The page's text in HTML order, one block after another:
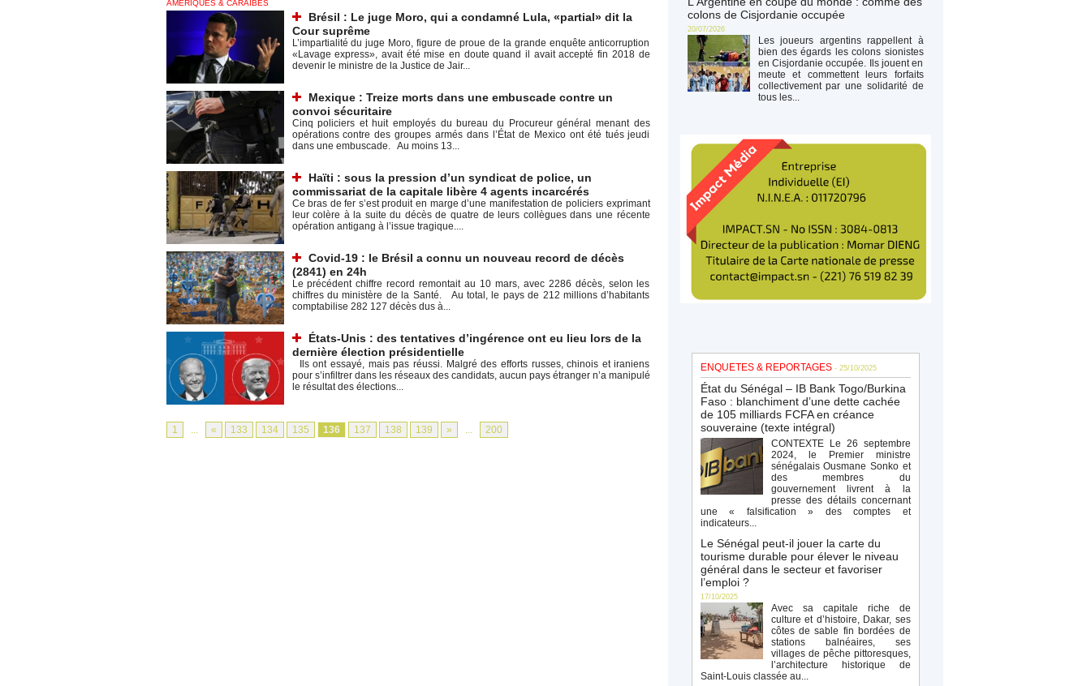
AMÉRIQUES & CARAÏBES
Brésil : Le juge Moro, qui a condamné Lula, «partial» dit la
Cour suprême
L’impartialité du juge Moro, figure de proue de la grande enquête anticorruption
«Lavage express», avait été mise en doute quand il avait accepté fin 2018 de
devenir le ministre de la Justice de Jair...
Mexique : Treize morts dans une embuscade contre un
convoi sécuritaire
Cinq policiers et huit employés du bureau du Procureur général menant des
opérations contre des groupes armés dans l’État de Mexico ont été tués jeudi
dans une embuscade. Au moins 13...
Haïti : sous la pression d’un syndicat de police, un
commissariat de la capitale libère 4 agents incarcérés
Ce bras de fer s’est produit en marge d’une manifestation de policiers exprimant
leur colère à la suite du décès de quatre de leurs collègues dans une récente
opération antigang à l’issue tragique....
Covid-19 : le Brésil a connu un nouveau record de décès
(2841) en 24h
Le précédent chiffre record remontait au 10 mars, avec 2286 décès, selon les
chiffres du ministère de la Santé. Au total, le pays de 212 millions d’habitants
comptabilise 282 127 décès dus à...
États-Unis : des tentatives d’ingérence ont eu lieu lors de la
dernière élection présidentielle
Ils ont essayé, mais pas réussi. Malgré des efforts russes, chinois et iraniens
pour s’infiltrer dans les réseaux des candidats, aucun pays étranger n’a manipulé
le résultat des élections...
1 ... « 133 134 135 136 137 138 139 » ... 200
colons de Cisjordanie occupée
20/07/2026
Les joueurs argentins rappellent à
bien des égards les colons sionistes
en Cisjordanie occupée. Ils jouent en
meute et commettent leurs forfaits
collectivement par une solidarité de
tous les...
ENQUETES & REPORTAGES - 25/10/2025
État du Sénégal – IB Bank Togo/Burkina
Faso : blanchiment d’une dette cachée
de 105 milliards FCFA en créance
souveraine (texte intégral)
CONTEXTE Le 26 septembre
2024, le Premier ministre
sénégalais Ousmane Sonko et
des membres du
gouvernement livrent à la
presse des détails concernant
une « falsification » des comptes et
indicateurs...
Le Sénégal peut-il jouer la carte du
tourisme durable pour élever le niveau
général dans le secteur et favoriser
l’emploi ?
17/10/2025
Avec sa capitale riche de
culture et d’histoire, Dakar, ses
côtes de sable fin bordées de
stations balnéaires, ses
villages de pêche pittoresques,
l’architecture historique de
Saint-Louis classée au...